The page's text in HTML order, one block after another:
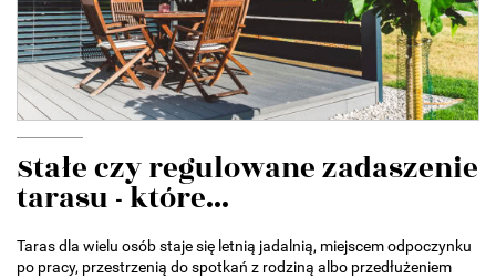
Stałe czy regulowane zadaszenie
tarasu - które...
Taras dla wielu osób staje się letnią jadalnią, miejscem odpoczynku
po pracy, przestrzenią do spotkań z rodziną albo przedłużeniem